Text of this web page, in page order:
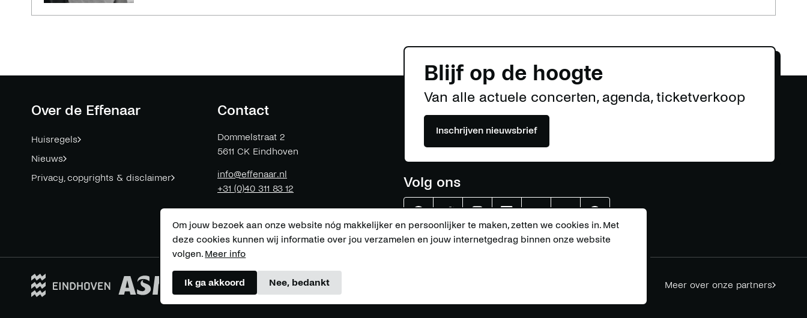
Over de Effenaar
Huisregels
Nieuws
Privacy, copyrights & disclaimer
Contact
Dommelstraat 2
5611 CK Eindhoven
info@effenaar.nl
+31 (0)40 311 83 12
Blijf op de hoogte
Van alle actuele concerten, agenda, ticketverkoop
Inschrijven nieuwsbrief
Volg ons
Effenaar
op
Effenaar
op
Effenaar
op
Effenaar
op
Effenaar
op
Effenaar
op
Effenaar
op
Meer over onze partners
Om jouw bezoek aan onze website nóg makkelijker en persoonlijker te maken, zetten we cookies in. Met
deze cookies kunnen wij informatie over jou verzamelen en jouw internetgedrag binnen onze website
volgen. Meer info
Ik ga akkoord Nee, bedankt